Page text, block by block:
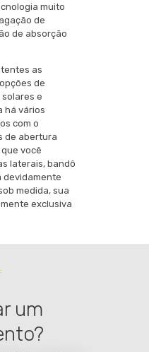
muito
de
de absorção
as
de
e
há vários
com o
de abertura
você
laterais, bandô
devidamente
medida, sua
exclusiva
um